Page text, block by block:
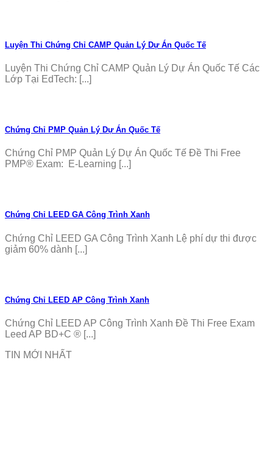
Luyện Thi Chứng Chỉ CAMP Quản Lý Dự Án Quốc Tế
Luyện Thi Chứng Chỉ CAMP Quản Lý Dự Án Quốc Tế Các
Lớp Tại EdTech: [...]
Chứng Chỉ PMP Quản Lý Dự Án Quốc Tế
Chứng Chỉ PMP Quản Lý Dự Án Quốc Tế Đề Thi Free
PMP® Exam: E-Learning [...]
Chứng Chỉ LEED GA Công Trình Xanh
Chứng Chỉ LEED GA Công Trình Xanh Lệ phí dự thi được
giảm 60% dành [...]
Chứng Chỉ LEED AP Công Trình Xanh
Chứng Chỉ LEED AP Công Trình Xanh Đề Thi Free Exam
Leed AP BD+C ® [...]
TIN MỚI NHẤT